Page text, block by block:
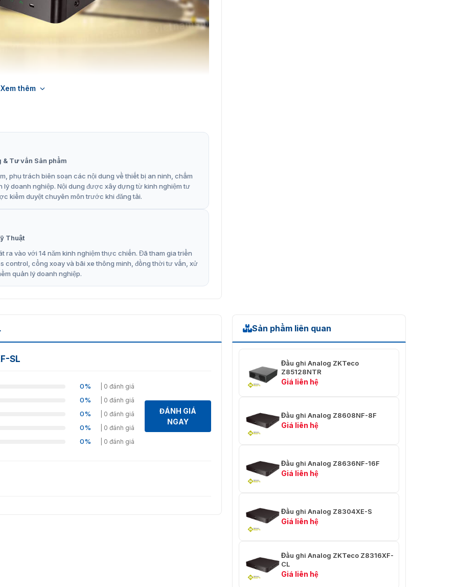
ghi hình Z8316XL-SL
5PM Lite.
trong giúp cho việc quản lý giám sát trở lên dễ dàng
đầu ghi hình với những tính năng ưu việt khác mà
SL tại VIETNAMSMART
khi mua sản phẩmđầu ghi Z8316XF-SL.Đây là một trong
của chúng tối quan tâm bởi những tính năng của
nhận báo giá.
tư vấn hỗ trợ và nhận báo giá sản phẩm.
Xem thêm
Tư vấn Sản phẩm
phụ trách biên soạn các nội dung về thiết bị an ninh, chấm
doanh nghiệp. Nội dung được xây dựng từ kinh nghiệm tư
kiểm duyệt chuyên môn trước khi đăng tải.
Thuật
ra vào với 14 năm kinh nghiệm thực chiến. Đã tham gia triển
control, cổng xoay và bãi xe thông minh, đồng thời tư vấn, xử
quản lý doanh nghiệp.
SL
0% | 0 đánh giá
0% | 0 đánh giá
0% | 0 đánh giá
0% | 0 đánh giá
0% | 0 đánh giá
ĐÁNH GIÁ
NGAY
Sản phẩm liên quan
Đầu ghi Analog ZKTeco
Z85128NTR
Giá liên hệ
Đầu ghi Analog Z8608NF-8F
Giá liên hệ
Đầu ghi Analog Z8636NF-16F
Giá liên hệ
Đầu ghi Analog Z8304XE-S
Giá liên hệ
Đầu ghi Analog ZKTeco Z8316XF-
CL
Giá liên hệ